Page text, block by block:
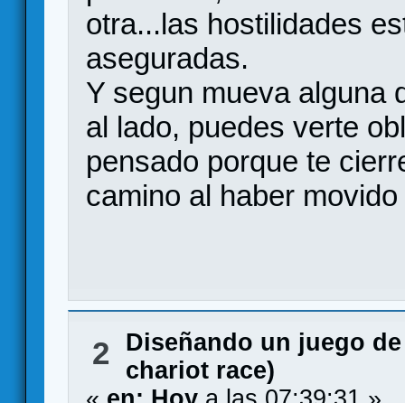
otra...las hostilidades
aseguradas.
Y segun mueva alguna
al lado, puedes verte
pensado porque te
camino al haber
2
Diseñando un juego
chariot race)